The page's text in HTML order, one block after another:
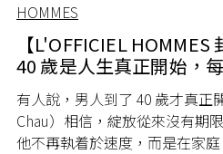
HOMMES
【L'OFFICIEL HOMMES
40 歲是人生真正開始，
有人說，男人到了 40 歲才真正
Chau）相信，綻放從來沒有期
他不再執着於速度，而是在家